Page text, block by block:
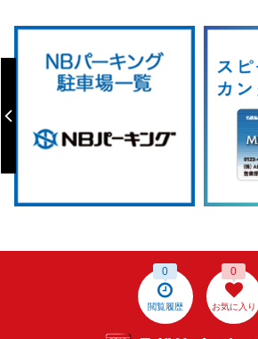
閲覧履歴
0
お気に入り
0